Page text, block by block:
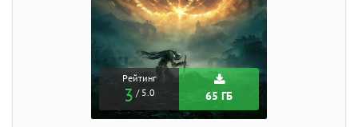
Рейтинг
3 / 5.0 65 ГБ